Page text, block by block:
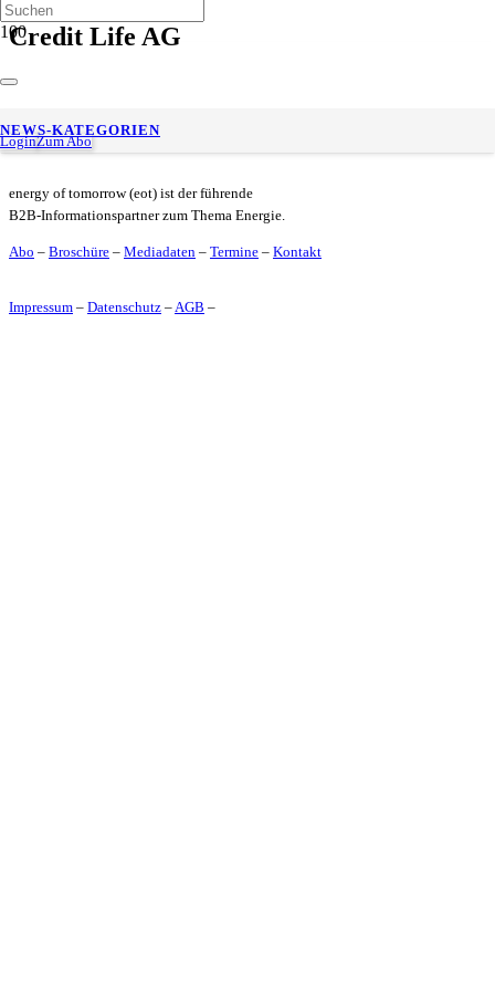
LoginZum Abo
NEWS-KATEGORIEN
Credit Life AG
BearingPoint überzeugt beim Best of Consulting Award 2025
energy of tomorrow (eot) ist der führende
B2B-Informationspartner zum Thema Energie.
Abo – Broschüre – Mediadaten – Termine – Kontakt
Impressum – Datenschutz –AGB –